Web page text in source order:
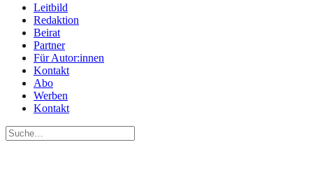
Leitbild
Redaktion
Beirat
Partner
Für Autor:innen
Kontakt
Abo
Werben
Kontakt